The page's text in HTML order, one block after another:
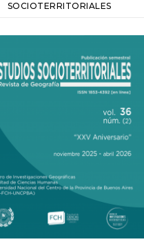
SOCIOTERRITORIALES